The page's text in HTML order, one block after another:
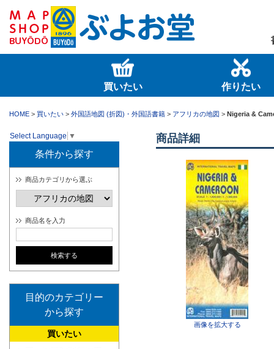
買いたい 作りたい
HOME > 買いたい > 外国語地図 (折図)・外国語書籍 > アフリカの地図 > Nigeria &
Select Language ▼
条件から探す
商品カテゴリから選ぶ
商品名を入力
目的のカテゴリー
から探す
買いたい
商品詳細
画像を拡大する